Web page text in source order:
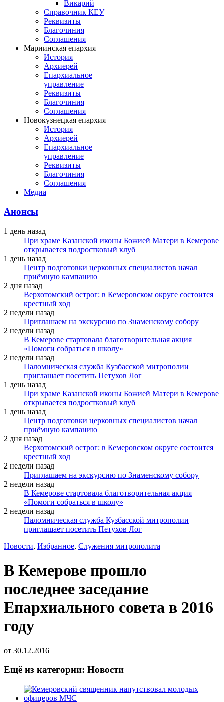
Викарий
Справочник КЕУ
Реквизиты
Благочиния
Соглашения
Мариинская епархия
История
Архиерей
Епархиальное
управление
Реквизиты
Благочиния
Соглашения
Новокузнецкая епархия
История
Архиерей
Епархиальное
управление
Реквизиты
Благочиния
Соглашения
Медиа
Анонсы
1 день назад
При храме Казанской иконы Божией Матери в Кемерове
открывается подростковый клуб
1 день назад
Центр подготовки церковных специалистов начал
приёмную кампанию
2 дня назад
Верхотомский острог: в Кемеровском округе состоится
крестный ход
2 недели назад
Приглашаем на экскурсию по Знаменскому собору
2 недели назад
В Кемерове стартовала благотворительная акция
«Помоги собраться в школу»
2 недели назад
Паломническая служба Кузбасской митрополии
приглашает посетить Петухов Лог
1 день назад
При храме Казанской иконы Божией Матери в Кемерове
открывается подростковый клуб
1 день назад
Центр подготовки церковных специалистов начал
приёмную кампанию
2 дня назад
Верхотомский острог: в Кемеровском округе состоится
крестный ход
2 недели назад
Приглашаем на экскурсию по Знаменскому собору
2 недели назад
В Кемерове стартовала благотворительная акция
«Помоги собраться в школу»
2 недели назад
Паломническая служба Кузбасской митрополии
приглашает посетить Петухов Лог
Новости, Избранное, Служения митрополита
В Кемерове прошло
последнее заседание
Епархиального совета в 2016
году
от 30.12.2016
Ещё из категории: Новости